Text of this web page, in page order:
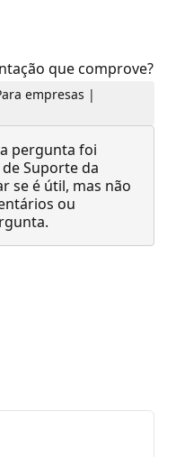
que comprove?
empresas |
pergunta foi
Suporte da
se é útil, mas não
ou